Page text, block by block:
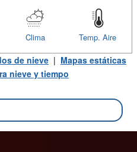
Temp. Aire
Clima
de nieve | Mapas estáticas
nieve y tiempo